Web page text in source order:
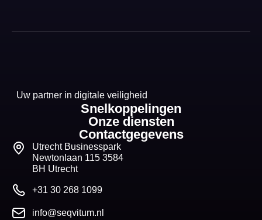
Uw partner in digitale veiligheid
Snelkoppelingen
Onze diensten
Contactgegevens
Utrecht Businesspark
Newtonlaan 115 3584
BH Utrecht
+31 30 268 1099
info@seqvitum.nl